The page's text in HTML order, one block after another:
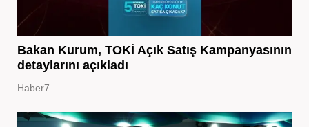
Bakan Kurum, TOKİ Açık Satış Kampanyasının
detaylarını açıkladı
Haber7